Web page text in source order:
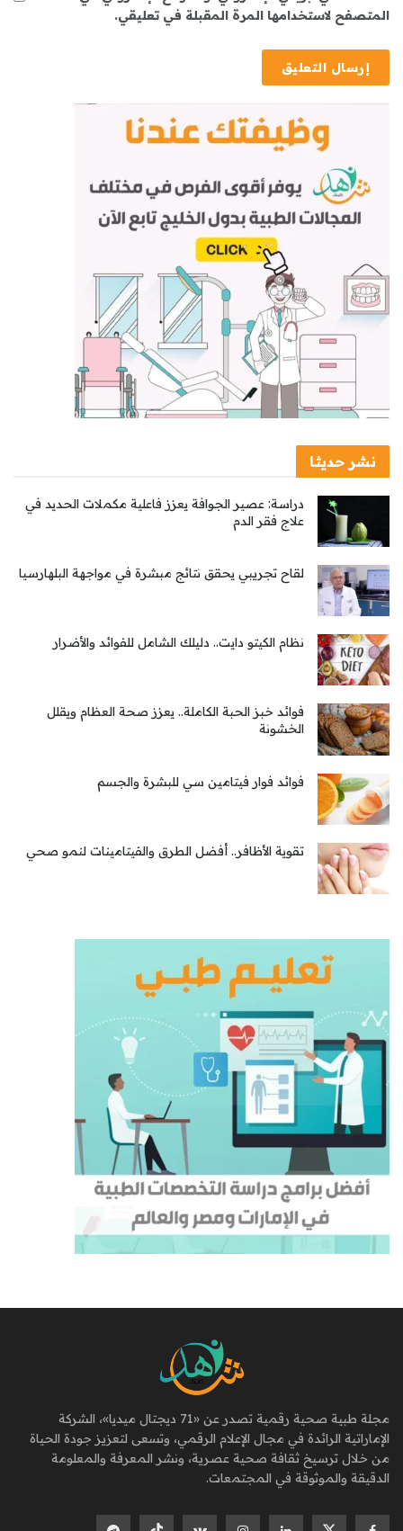
المتصفح لاستخدامها المرة المقبلة في تعليقي.
نشر حديثا
دراسة: عصير الجوافة يعزز فاعلية مكملات الحديد في
علاج فقر الدم
لقاح تجريبي يحقق نتائج مبشرة في مواجهة البلهارسيا
نظام الكيتو دايت.. دليلك الشامل للفوائد والأضرار
فوائد خبز الحبة الكاملة.. يعزز صحة العظام ويقلل
الخشونة
فوائد فوار فيتامين سي للبشرة والجسم
تقوية الأظافر.. أفضل الطرق والفيتامينات لنمو صحي
مجلة طبية صحية رقمية تصدر عن «71 ديجتال ميديا»، الشركة
الإماراتية الرائدة في مجال الإعلام الرقمي، وتسعى لتعزيز جودة الحياة
من خلال ترسيخ ثقافة صحية عصرية، ونشر المعرفة والمعلومة
الدقيقة والموثوقة في المجتمعات.